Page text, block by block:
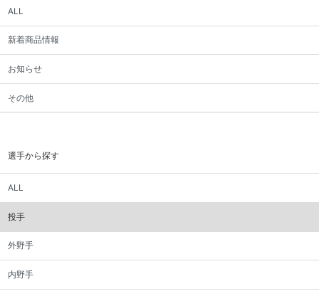
ALL
新着商品情報
お知らせ
その他
選手から探す
ALL
投手
外野手
内野手